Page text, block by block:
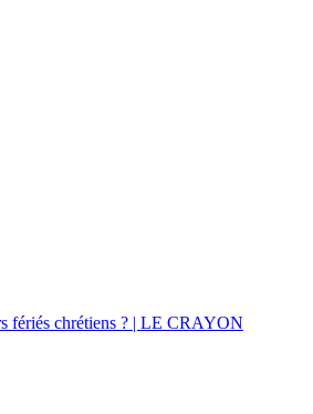
fériés chrétiens ? | LE CRAYON